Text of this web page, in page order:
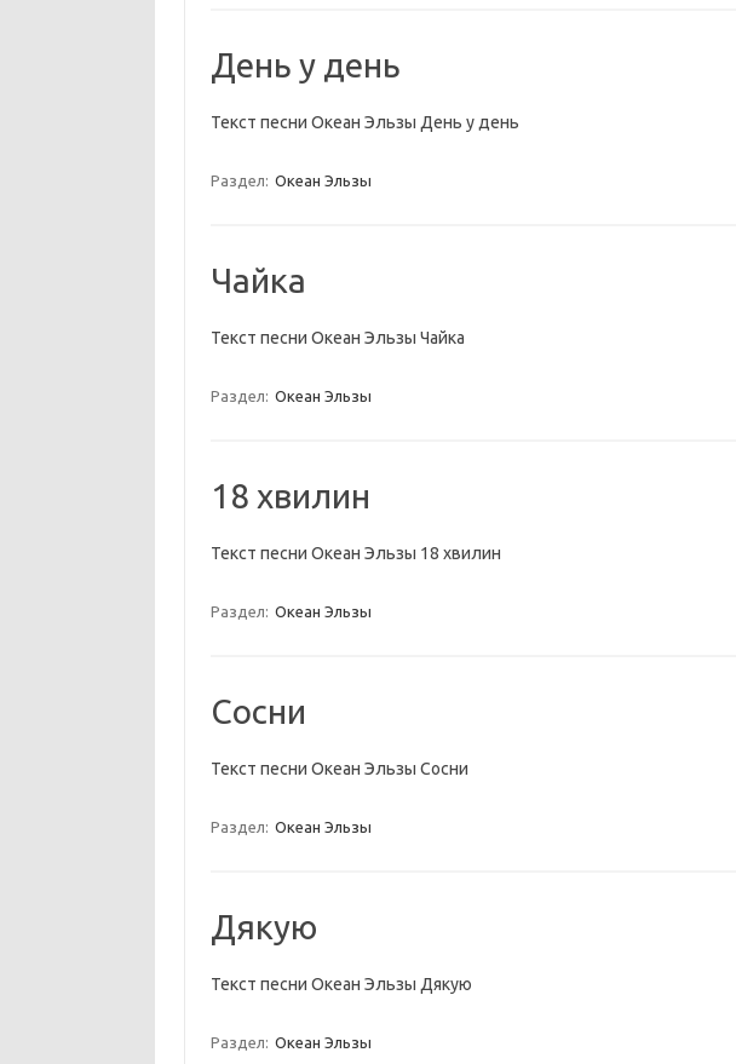
День у день
Текст песни Океан Эльзы День у день
Раздел: Океан Эльзы
Чайка
Текст песни Океан Эльзы Чайка
Раздел: Океан Эльзы
18 хвилин
Текст песни Океан Эльзы 18 хвилин
Раздел: Океан Эльзы
Сосни
Текст песни Океан Эльзы Сосни
Раздел: Океан Эльзы
Дякую
Текст песни Океан Эльзы Дякую
Раздел: Океан Эльзы